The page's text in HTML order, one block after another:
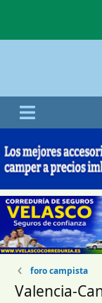
foro campista
Valencia-